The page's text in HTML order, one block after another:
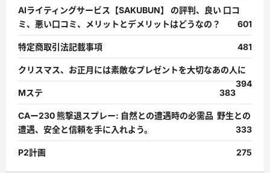
AIライティングサービス【SAKUBUN】 の評判、良い 口コ
ミ、悪い口コミ、メリットとデメリットはどうなの？
601
特定商取引法記載事項 481
クリスマス、お正月には素敵なプレゼントを大切なあの人に
394
Mステ
383
CAー230 熊撃退スプレー: 自然との遭遇時の必需品 野生との
遭遇、安全と信頼を手に入れよう。
333
P2計画 275